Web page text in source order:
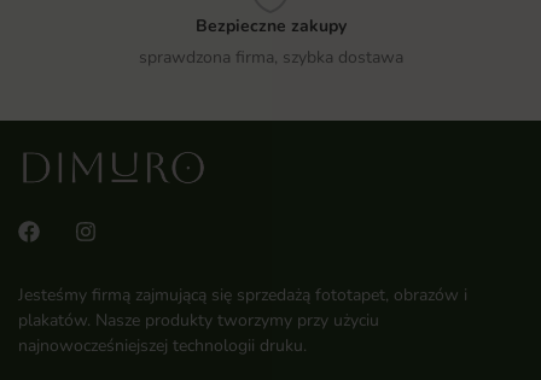
Bezpieczne zakupy
sprawdzona firma, szybka dostawa
Jesteśmy firmą zajmującą się sprzedażą fototapet, obrazów i
plakatów. Nasze produkty tworzymy przy użyciu
najnowocześniejszej technologii druku.